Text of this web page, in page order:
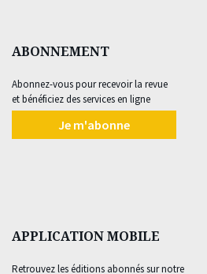
ABONNEMENT
Abonnez-vous pour recevoir la revue
et bénéficiez des services en ligne
Je m'abonne
APPLICATION MOBILE
Retrouvez les éditions abonnés sur notre